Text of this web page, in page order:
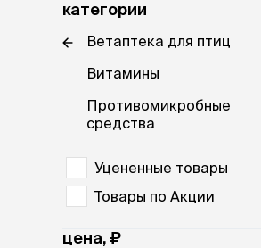
ветаптека
рептилии
акции
бренды
магазины
категории
Ветаптека для птиц
Витамины
Противомикробные
средства
Уцененные товары
Товары по Акции
цена, ₽